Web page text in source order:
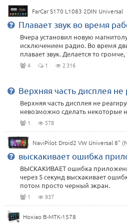
FarCar S170 L1083 2DIN Universal
Плавает звук во время
Вчера установил новую
исключением радио. Во время
плавает звук. Делается то громче,
4 1 2 316
Верхняя часть дисплея
Верхняя часть дисплея не
невозможно сделать некоторые
1 578
NaviPilot Droid2 VW Universal 8"
выскакивает ошибка
ВЫСКАКИВАЕТ ошибка
через 5 секунд выскакивает
потом просто черный экран.
1 937
Hoxiao B-MTK-1578